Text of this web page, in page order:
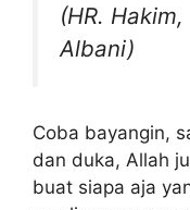
(HR.
Albani)
Coba bayangin,
dan duka, Allah
buat siapa aja